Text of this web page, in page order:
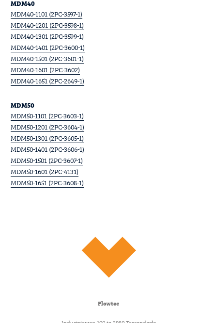
MDM40
MDM40-1101 (2PC-3597-1)
MDM40-1201 (2PC-3598-1)
MDM40-1301 (2PC-3599-1)
MDM40-1401 (2PC-3600-1)
MDM40-1501 (2PC-3601-1)
MDM40-1601 (2PC-3602)
MDM40-1651 (2PC-2649-1)
MDM50
MDM50-1101 (2PC-3603-1)
MDM50-1201 (2PC-3604-1)
MDM50-1301 (2PC-3605-1)
MDM50-1401 (2PC-3606-1)
MDM50-1501 (2PC-3607-1)
MDM50-1601 (2PC-4131)
MDM50-1651 (2PC-3608-1)
Flowtec